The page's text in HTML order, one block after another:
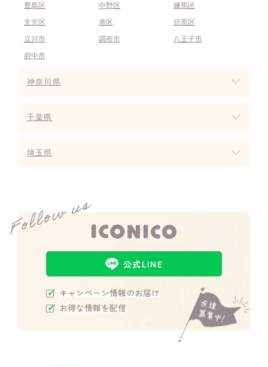
豊島区
中野区
練馬区
文京区
港区
目黒区
立川市
調布市
八王子市
府中市
神奈川県
千葉県
埼玉県
公式LINE
キャンペーン情報のお届け
お得な情報を配信